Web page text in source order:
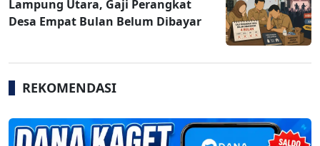
Lampung Utara, Gaji Perangkat
Desa Empat Bulan Belum Dibayar
REKOMENDASI